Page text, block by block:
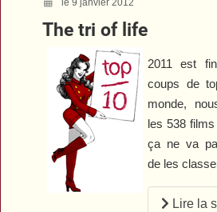
le 9 janvier 2012
The tri of life
2011 est
coups de
monde,
les 538
ça ne va
de les
Lire la